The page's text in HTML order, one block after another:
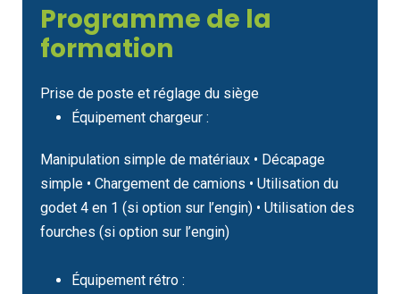
Programme de la
formation
Prise de poste et réglage du siège
Équipement chargeur :
Manipulation simple de matériaux • Décapage
simple • Chargement de camions • Utilisation du
godet 4 en 1 (si option sur l’engin) • Utilisation des
fourches (si option sur l’engin)
Équipement rétro :